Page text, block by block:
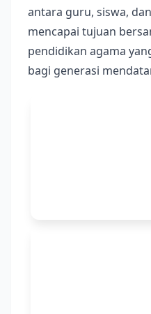
antara guru, siswa,
mencapai tujuan
pendidikan agama
bagi generasi